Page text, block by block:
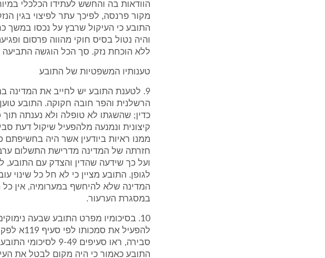
התובע כי העיקול שרבץ על נכסו במשך
ללא הוכחת נזק. סך הכל הוגשה התביעה על
טענותיו המשפטיות של התובע
9. לטענת התובע יש לחייב את המדינה
הרשלנית והפר חובה חקוקה. התובע
כדין; שהשגתו לא טופלה ולא נענתה
קיצונית ונמנעה מלהפעיל שיקול דעת
ממנו ראיות ביודעין אשר היה
חזרתה של המדינה מדרישת התשלום
ועל כך שידעה שהדין והצדק עם התובע,
לגופן. התובע מציין כי לא חל כל
המדינה שלא להיחשף במערומיה, אין
במסגרת הערעור.
להפעיל
סבירה, ראו סעיפים
התובע כאמור כי היה מקום לבטל את